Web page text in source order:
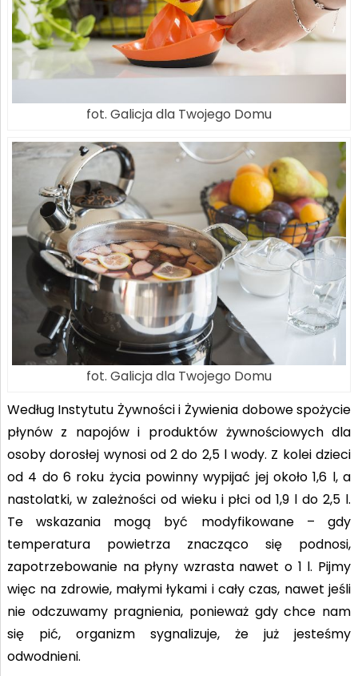
fot. Galicja dla Twojego Domu
fot. Galicja dla Twojego Domu
Według Instytutu Żywności i Żywienia dobowe spożycie
płynów z napojów i produktów żywnościowych dla
osoby dorosłej wynosi od 2 do 2,5 l wody. Z kolei dzieci
od 4 do 6 roku życia powinny wypijać jej około 1,6 l, a
nastolatki, w zależności od wieku i płci od 1,9 l do 2,5 l.
Te wskazania mogą być modyfikowane – gdy
temperatura powietrza znacząco się podnosi,
zapotrzebowanie na płyny wzrasta nawet o 1 l. Pijmy
więc na zdrowie, małymi łykami i cały czas, nawet jeśli
nie odczuwamy pragnienia, ponieważ gdy chce nam
się pić, organizm sygnalizuje, że już jesteśmy
odwodnieni.